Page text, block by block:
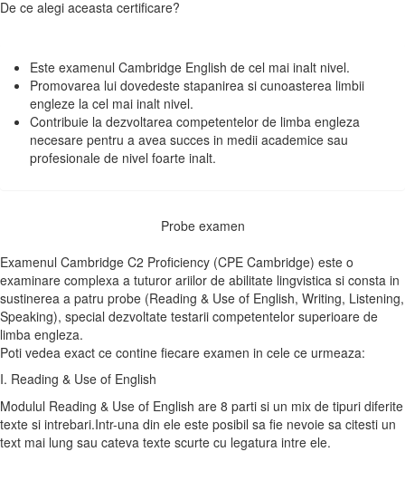
De ce alegi aceasta certificare?
Este examenul Cambridge English de cel mai inalt nivel.
Promovarea lui dovedeste stapanirea si cunoasterea limbii
engleze la cel mai inalt nivel.
Contribuie la dezvoltarea competentelor de limba engleza
necesare pentru a avea succes in medii academice sau
profesionale de nivel foarte inalt.
Probe examen
Examenul Cambridge C2 Proficiency (CPE Cambridge) este o
examinare complexa a tuturor ariilor de abilitate lingvistica si consta in
sustinerea a patru probe (Reading & Use of English, Writing, Listening,
Speaking), special dezvoltate testarii competentelor superioare de
limba engleza.
Poti vedea exact ce contine fiecare examen in cele ce urmeaza:
I. Reading & Use of English
Modulul Reading & Use of English are 8 parti si un mix de tipuri diferite
texte si intrebari.Intr-una din ele este posibil sa fie nevoie sa citesti un
text mai lung sau cateva texte scurte cu legatura intre ele.